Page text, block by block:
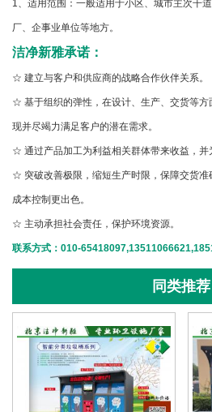
1、适用范围：一般适用于小区、城市主次干
厂、企事业单位等地方。
洁净新雅承诺：
☆ 建立与客户和供应商的战略合作伙伴关系。
☆ 基于组织的弹性，在设计、生产、交货等
现并尽竭力满足客户的潜在需求。
☆ 通过产品加工为利益相关群体带来收益，并
☆ 突破改善极限，缩短生产时限，保障交货
成本控制更出色。
☆ 主动承担社会责任，保护环境资源。
联系方式：010-
同类推荐